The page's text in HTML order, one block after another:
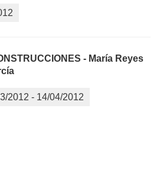
- María Reyes
2012 - 14/04/2012